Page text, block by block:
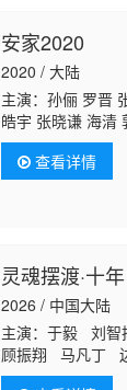
安家2020
2020 / 大陆
主演：孙俪 罗晋
皓宇 张晓谦 海清
翰 丁嘉丽 白志迪
乐 涂凌 杨昆 丁
牧扬 迟蓬 王景烁
前 李凤绪 陈冠宁
波 田淼 万美汐 卢
宁 高一清 是安 周
查看详情
灵魂摆渡·十年
2026 / 中国大陆
主演：于毅 刘
顾振翔 马凡丁
艺 李羽桐 田广